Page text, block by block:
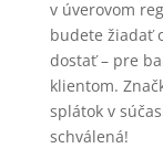
v úverovom
budete žiadať
dostať – pre
klientom.
splátok v
schválená!